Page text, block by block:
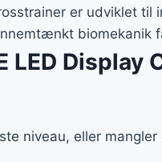
13.999 kr..
er udviklet
biomekanik
LED
niveau, eller